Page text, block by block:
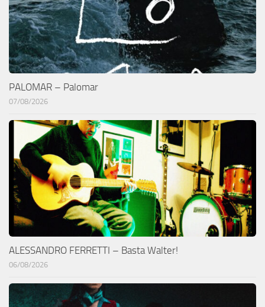
PALOMAR – Palomar
07/08/2026
ALESSANDRO FERRETTI – Basta Walter!
06/08/2026